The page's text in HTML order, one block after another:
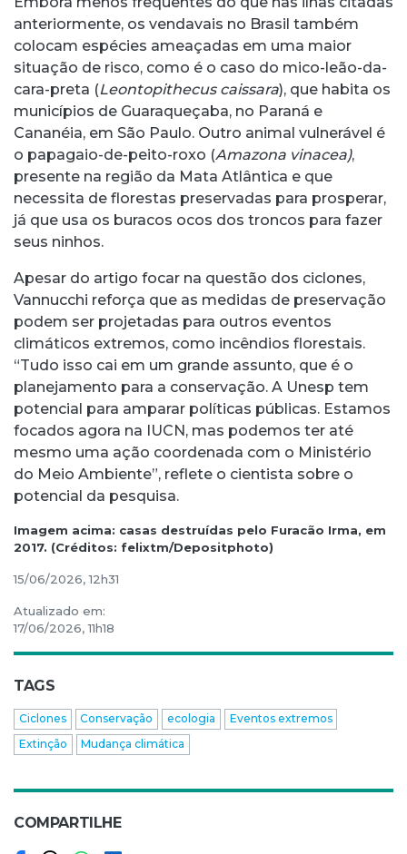
anteriormente, os vendavais no Brasil também
colocam espécies ameaçadas em uma maior
situação de risco, como é o caso do mico-leão-da-
cara-preta (Leontopithecus caissara), que habita os
municípios de Guaraqueçaba, no Paraná e
Cananéia, em São Paulo. Outro animal vulnerável é
o papagaio-de-peito-roxo (Amazona vinacea),
presente na região da Mata Atlântica e que
necessita de florestas preservadas para prosperar,
já que usa os buracos ocos dos troncos para fazer
seus ninhos.
Apesar do artigo focar na questão dos ciclones,
Vannucchi reforça que as medidas de preservação
podem ser projetadas para outros eventos
climáticos extremos, como incêndios florestais.
“Tudo isso cai em um grande assunto, que é o
planejamento para a conservação. A Unesp tem
potencial para amparar políticas públicas. Estamos
focados agora na IUCN, mas podemos ter até
mesmo uma ação coordenada com o Ministério
do Meio Ambiente”, reflete o cientista sobre o
potencial da pesquisa.
Imagem acima: casas destruídas pelo Furacão Irma, em
2017. (Créditos: felixtm/Depositphoto)
15/06/2026, 12h31
Atualizado em:
17/06/2026, 11h18
TAGS
Ciclones Conservação ecologia
Eventos extremos
Extinção
Mudança climática
COMPARTILHE